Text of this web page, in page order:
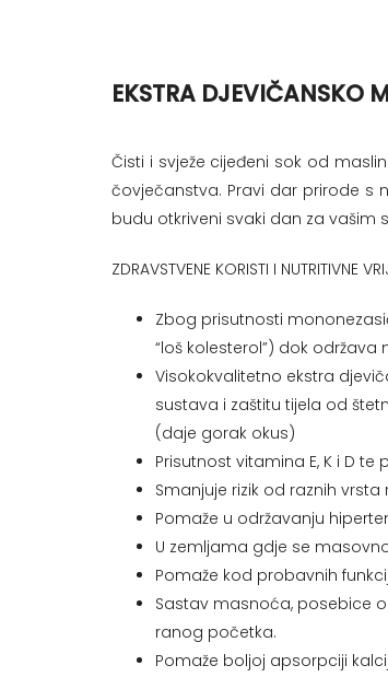
EKSTRA DJEVIČANSKO
Čisti i svježe cijeđeni sok od
čovječanstva. Pravi dar prirode s
budu otkriveni svaki dan za
ZDRAVSTVENE KORISTI I NUTRITIVNE
Zbog prisutnosti
“loš kolesterol”) dok
Visokokvalitetno ekstra
sustava i zaštitu tijela od
(daje gorak okus)
Prisutnost vitamina E, K i D
Smanjuje rizik od raznih
Pomaže u održavanju
U zemljama gdje se
Pomaže kod probavnih
Sastav masnoća, posebice
ranog početka.
Pomaže boljoj apsorpciji